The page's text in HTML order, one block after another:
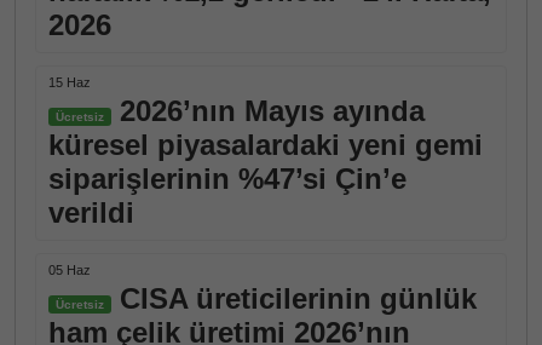
2026
15 Haz
Ücretsiz
2026’nın Mayıs ayında
küresel piyasalardaki yeni gemi
siparişlerinin %47’si Çin’e
verildi
05 Haz
Ücretsiz
CISA üreticilerinin günlük
ham çelik üretimi 2026’nın